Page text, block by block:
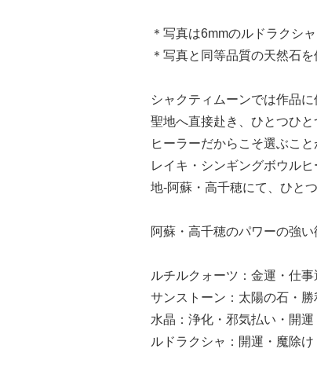
＊写真は6mmのルドラクシ
＊写真と同等品質の天然石
シャクティムーンでは作品
聖地へ直接赴き、ひとつひ
ヒーラーだからこそ選ぶこ
レイキ・シンギングボウル
地-阿蘇・高千穂にて、ひと
阿蘇・高千穂のパワーの強
ルチルクォーツ：金運・仕
サンストーン：太陽の石・
水晶：浄化・邪気払い・開運
ルドラクシャ：開運・魔除